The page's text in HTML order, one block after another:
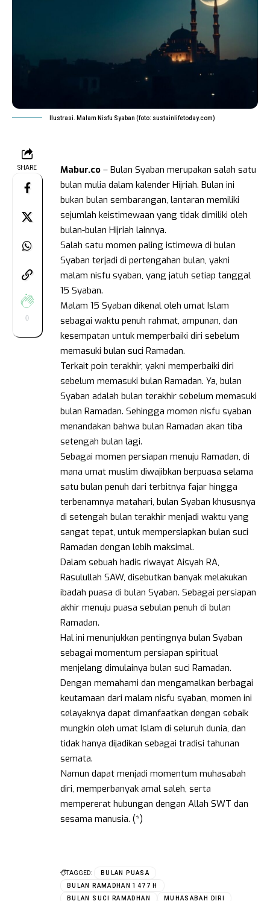
Ilustrasi. Malam Nisfu Syaban (foto: sustainlifetoday.com)
SHARE
0
Mabur.co – Bulan Syaban merupakan salah satu
bulan mulia dalam kalender Hijriah. Bulan ini
bukan bulan sembarangan, lantaran memiliki
sejumlah keistimewaan yang tidak dimiliki oleh
bulan-bulan Hijriah lainnya.
Salah satu momen paling istimewa di bulan
Syaban terjadi di pertengahan bulan, yakni
malam nisfu syaban, yang jatuh setiap tanggal
15 Syaban.
Malam 15 Syaban dikenal oleh umat Islam
sebagai waktu penuh rahmat, ampunan, dan
kesempatan untuk memperbaiki diri sebelum
memasuki bulan suci Ramadan.
Terkait poin terakhir, yakni memperbaiki diri
sebelum memasuki bulan Ramadan. Ya, bulan
Syaban adalah bulan terakhir sebelum memasuki
bulan Ramadan. Sehingga momen nisfu syaban
menandakan bahwa bulan Ramadan akan tiba
setengah bulan lagi.
Sebagai momen persiapan menuju Ramadan, di
mana umat muslim diwajibkan berpuasa selama
satu bulan penuh dari terbitnya fajar hingga
terbenamnya matahari, bulan Syaban khususnya
di setengah bulan terakhir menjadi waktu yang
sangat tepat, untuk mempersiapkan bulan suci
Ramadan dengan lebih maksimal.
Dalam sebuah hadis riwayat Aisyah RA,
Rasulullah SAW, disebutkan banyak melakukan
ibadah puasa di bulan Syaban. Sebagai persiapan
akhir menuju puasa sebulan penuh di bulan
Ramadan.
Hal ini menunjukkan pentingnya bulan Syaban
sebagai momentum persiapan spiritual
menjelang dimulainya bulan suci Ramadan.
Dengan memahami dan mengamalkan berbagai
keutamaan dari malam nisfu syaban, momen ini
selayaknya dapat dimanfaatkan dengan sebaik
mungkin oleh umat Islam di seluruh dunia, dan
tidak hanya dijadikan sebagai tradisi tahunan
semata.
Namun dapat menjadi momentum muhasabah
diri, memperbanyak amal saleh, serta
mempererat hubungan dengan Allah SWT dan
sesama manusia. (*)
TAGGED:
BULAN PUASA
BULAN RAMADHAN 1477 H
BULAN SUCI RAMADHAN
MUHASABAH DIRI